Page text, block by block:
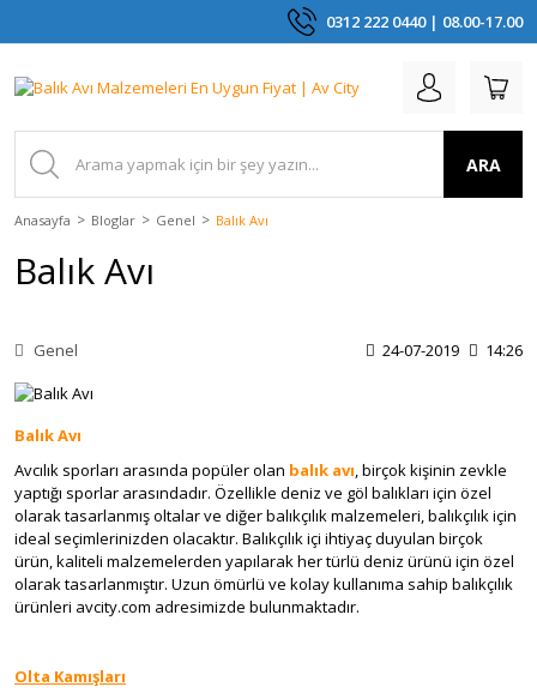
0312 222 0440 | 08.00-17.00
ARA
Anasayfa Bloglar Genel Balık Avı
Balık Avı
Genel 24-07-2019 14:26
Balık Avı
Avcılık sporları arasında popüler olan balık avı, birçok kişinin zevkle
yaptığı sporlar arasındadır. Özellikle deniz ve göl balıkları için özel
olarak tasarlanmış oltalar ve diğer balıkçılık malzemeleri, balıkçılık için
ideal seçimlerinizden olacaktır. Balıkçılık içi ihtiyaç duyulan birçok
ürün, kaliteli malzemelerden yapılarak her türlü deniz ürünü için özel
olarak tasarlanmıştır. Uzun ömürlü ve kolay kullanıma sahip balıkçılık
ürünleri avcity.com adresimizde bulunmaktadır.
Olta Kamışları